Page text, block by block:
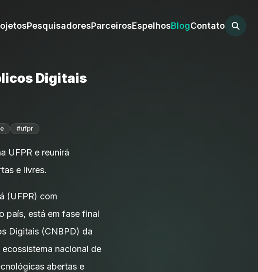
PesquisadoresParceirosEspelhosBlogContato
Digitais
#ufpr
UFPR e reunirá
e livres.
(UFPR) com
país, está em fase final
Digitais (CNBPD) da
nacional de
abertas e